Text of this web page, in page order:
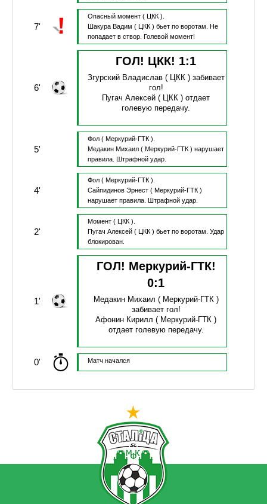
7'
Опасный момент ( ЦКК ).
Шакура Вадим ( ЦКК ) бьет по воротам.
Не
попадает в створ.
Голевой момент!
6'
ГОЛ! ЦКК! 1:1
Згурский Владислав( ЦКК ) забивает
гол!
Пугач Алексей ( ЦКК )отдает
голевую передачу.
5'
Фол ( Меркурий-ГТК ).
Медакин Михаил( Меркурий-ГТК ) нарушает
правила.
Штрафной удар.
4'
Фол ( Меркурий-ГТК ).
Сайпидинов Эрнест( Меркурий-ГТК )
нарушает правила.
Штрафной удар.
2'
Момент ( ЦКК ).
Пугач Алексей( ЦКК ) бьет по воротам. Удар
блокирован.
1'
ГОЛ! Меркурий-ГТК!
0:1
Медакин Михаил ( Меркурий-ГТК )
забивает гол!
Афонин Кирилл ( Меркурий-ГТК )
отдает голевую передачу.
0' Матч начался